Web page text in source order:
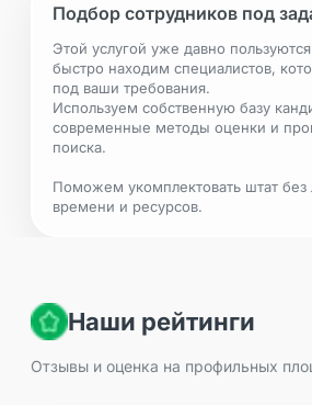
Наши рейтинги
Отзывы и оценка на профильных
Подбор сотрудников под
Этой услугой уже давно
быстро находим специалистов,
под ваши требования.
Используем собственную базу
современные методы оценки и
поиска.
Поможем укомплектовать штат без
времени и ресурсов.